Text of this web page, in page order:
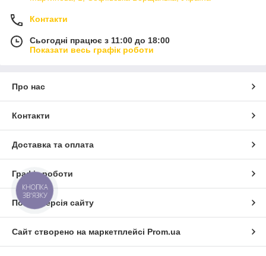
Контакти
Сьогодні працює з 11:00 до 18:00
Показати весь графік роботи
Про нас
Контакти
Доставка та оплата
Графік роботи
Повна версія сайту
Сайт створено на маркетплейсі Prom.ua
КНОПКА
ЗВ'ЯЗКУ